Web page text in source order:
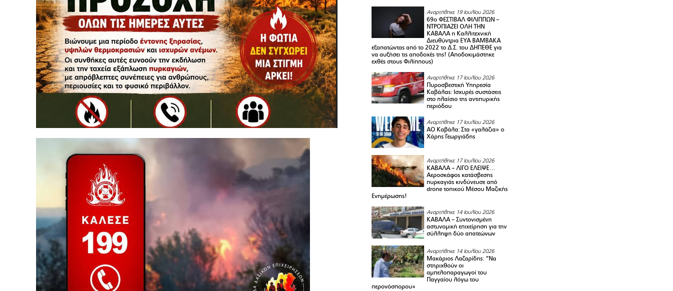
Αναρτήθηκε 19 Ιουλίου 2026
69ο ΦΕΣΤΙΒΑΛ ΦΙΛΙΠΠΩΝ –
ΝΤΡΟΠΙΑΖΕΙ ΟΛΗ ΤΗΝ
ΚΑΒΑΛΑ η Καλλιτεχνική
Διευθύντρια ΕΥΑ ΒΑΜΒΑΚΑ
εξαπατώντας από το 2022 το Δ.Σ. του ΔΗΠΕΘΕ για
να αυξήσει τις αποδοχές της! (Αποδοκιμάστηκε
εχθές στους Φιλίππους)
Αναρτήθηκε 17 Ιουλίου 2026
Πυροσβεστική Υπηρεσία
Καβάλας: Ισχυρές συστάσεις
στο πλαίσιο της αντιπυρικής
περιόδου
Αναρτήθηκε 17 Ιουλίου 2026
ΑΟ Καβάλα: Στα «γαλάζια» ο
Χάρης Γεωργιάδης
Αναρτήθηκε 17 Ιουλίου 2026
ΚΑΒΑΛΑ – ΛΙΓΟ ΕΛΕΙΨΕ…
Αεροσκάφος κατάσβεσης
πυρκαγιάς κινδύνευσε από
drone τοπικού Μέσου Μαζικής
Ενημέρωσης!
Αναρτήθηκε 14 Ιουλίου 2026
ΚΑΒΑΛΑ – Συντονισμένη
αστυνομική επιχείρηση για την
σύλληψη δύο απατεώνων
Αναρτήθηκε 14 Ιουλίου 2026
Μακάριος Λαζαρίδης: “Να
στηριχθούν οι
αμπελοπαραγωγοί του
Παγγαίου λόγω του
περονόσπορου»